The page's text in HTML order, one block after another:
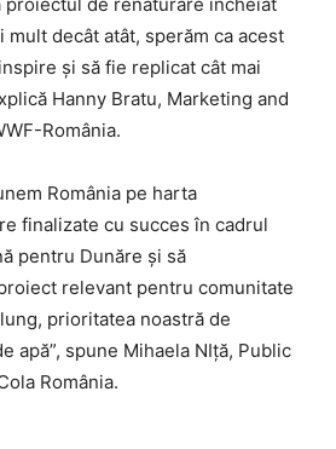
mult decât atât, sperăm ca acest
și să fie replicat cât mai
Hanny Bratu, Marketing and
România.
România pe harta
finalizate cu succes în cadrul
pentru Dunăre și să
relevant pentru comunitate
prioritatea noastră de
apă”, spune Mihaela NIţă, Public
România.